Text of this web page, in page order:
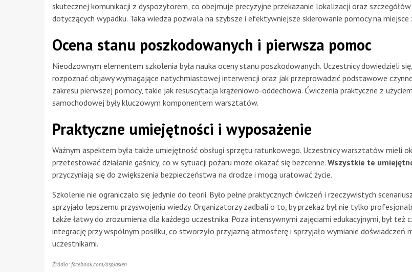
skutecznej komunikacji z dyspozytorem, co obejmuje precyzyjne przekazanie lokalizacji oraz szczegółów
dotyczących wypadku. Taka wiedza pozwala na szybsze i efektywniejsze skierowanie pomocy na miejsce
Ocena stanu poszkodowanych i pierwsza pomoc
Nieodzownym elementem szkolenia była nauka oceny stanu poszkodowanych. Uczestnicy dowiedzieli
rozpoznać objawy wymagające natychmiastowej interwencji oraz jak przeprowadzić podstawowe
zakresu pierwszej pomocy, takie jak resuscytacja krążeniowo-oddechowa. Ćwiczenia praktyczne z
samochodowej były kluczowym komponentem warsztatów.
Praktyczne umiejętności i wyposażenie
Ważnym aspektem była także umiejętność obsługi sprzętu ratunkowego. Uczestnicy warsztatów mieli
przetestować działanie gaśnicy, co w sytuacji pożaru może okazać się bezcenne. Wszystkie te
przyczyniają się do zwiększenia bezpieczeństwa na drodze i mogą uratować życie.
Szkolenie nie ograniczało się jedynie do teorii. Było pełne praktycznych ćwiczeń i rzeczywistych
sprzyjało lepszemu przyswojeniu wiedzy. Organizatorzy zadbali o to, by przekaz był nie tylko
także łatwy do zrozumienia dla każdego uczestnika. Poza intensywnymi zajęciami edukacyjnymi, był też
integrację przy wspólnym posiłku, co stworzyło przyjazną atmosferę i sprzyjało wymianie doświadczeń
uczestnikami.
Źródło: facebook.com/ospjasien